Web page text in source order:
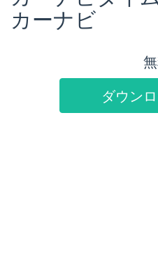
カーナビ
ダウン